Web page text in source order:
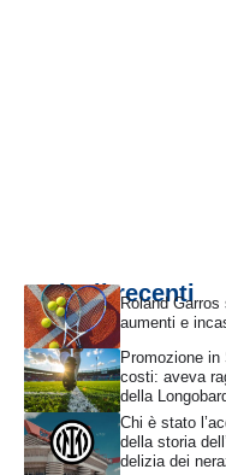
Articoli recenti
Roland
aumenti e
Promozione in
costi: aveva
della
Chi è stato
della storia
delizia dei